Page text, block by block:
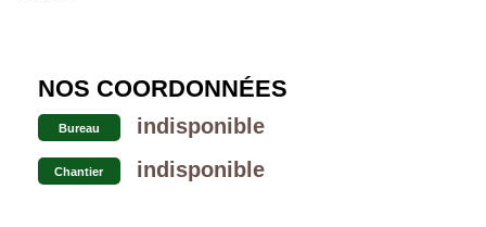
NOS COORDONNÉES
Bureau indisponible
Chantier indisponible